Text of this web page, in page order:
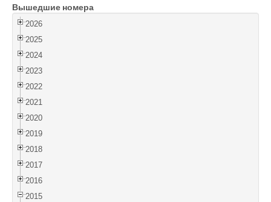
Вышедшие номера
2026
2025
2024
2023
2022
2021
2020
2019
2018
2017
2016
2015